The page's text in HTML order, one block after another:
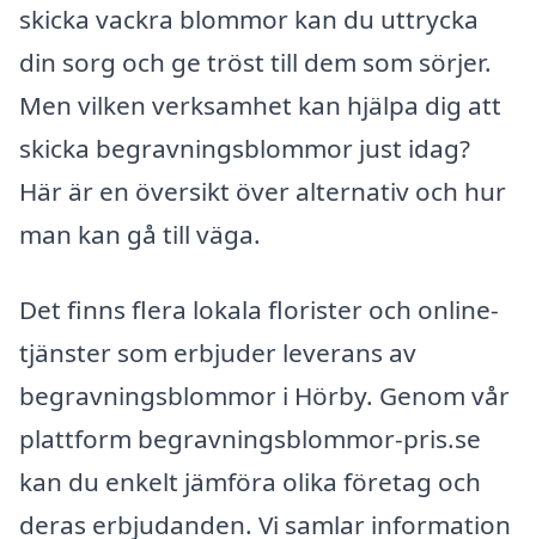
skicka vackra blommor kan du uttrycka
din sorg och ge tröst till dem som sörjer.
Men vilken verksamhet kan hjälpa dig att
skicka begravningsblommor just idag?
Här är en översikt över alternativ och hur
man kan gå till väga.
Det finns flera lokala florister och online-
tjänster som erbjuder leverans av
begravningsblommor i Hörby. Genom vår
plattform begravningsblommor-pris.se
kan du enkelt jämföra olika företag och
deras erbjudanden. Vi samlar information